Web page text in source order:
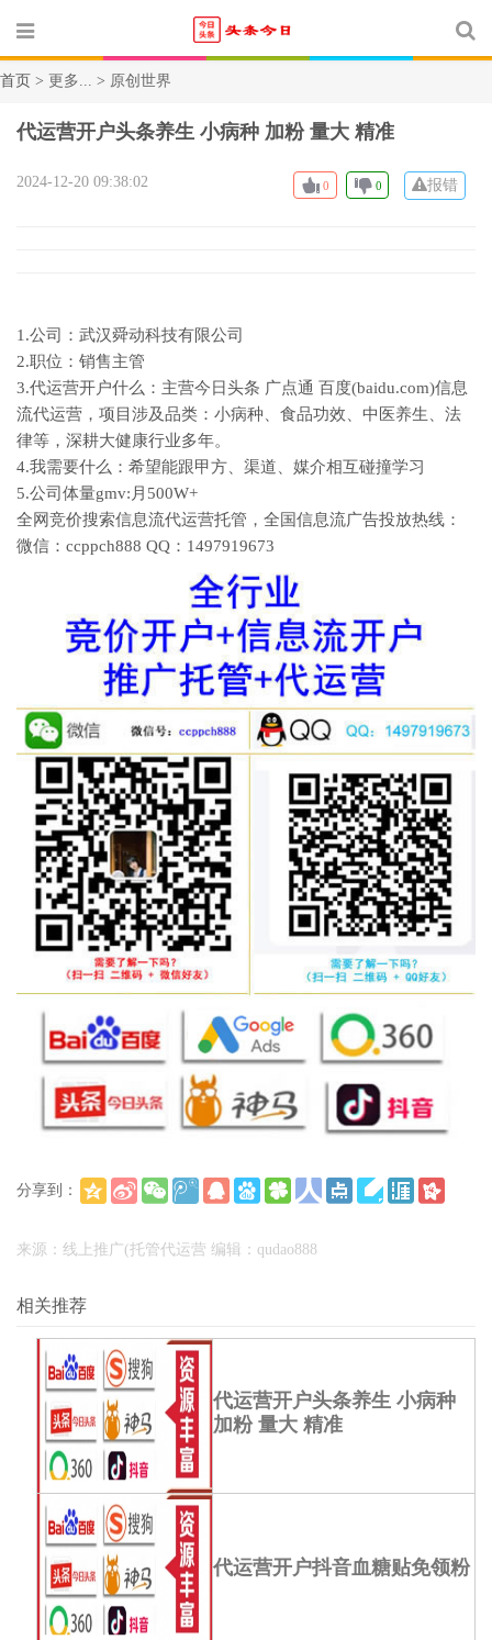
首页 > 更多... > 原创世界
代运营开户头条养生 小病种 加粉 量大 精准
0 0 报错
2024-12-20 09:38:02
1.公司：武汉舜动科技有限公司
2.职位：销售主管
3.代运营开户什么：主营今日头条 广点通 百度(baidu.com)信息
流代运营，项目涉及品类：小病种、食品功效、中医养生、法
律等，深耕大健康行业多年。
4.我需要什么：希望能跟甲方、渠道、媒介相互碰撞学习
5.公司体量gmv:月500W+
全网竞价搜索信息流代运营托管，全国信息流广告投放热线：
微信：ccppch888 QQ：1497919673
分享到：
来源：线上推广(托管代运营 编辑：qudao888
相关推荐
代运营开户头条养生 小病种
加粉 量大 精准
代运营开户抖音血糖贴免领粉